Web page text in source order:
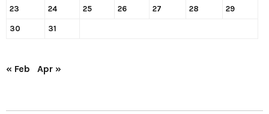
23 24 25 26 27 28 29
30 31
« Feb Apr »